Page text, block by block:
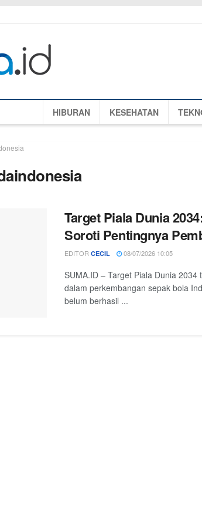
HIBURAN KESEHATAN
Target Piala Dunia
Soroti Pentingnya
EDITOR CECIL 08/07/2026 10:05
SUMA.ID – Target Piala Dunia
dalam perkembangan sepak bola
belum berhasil ...